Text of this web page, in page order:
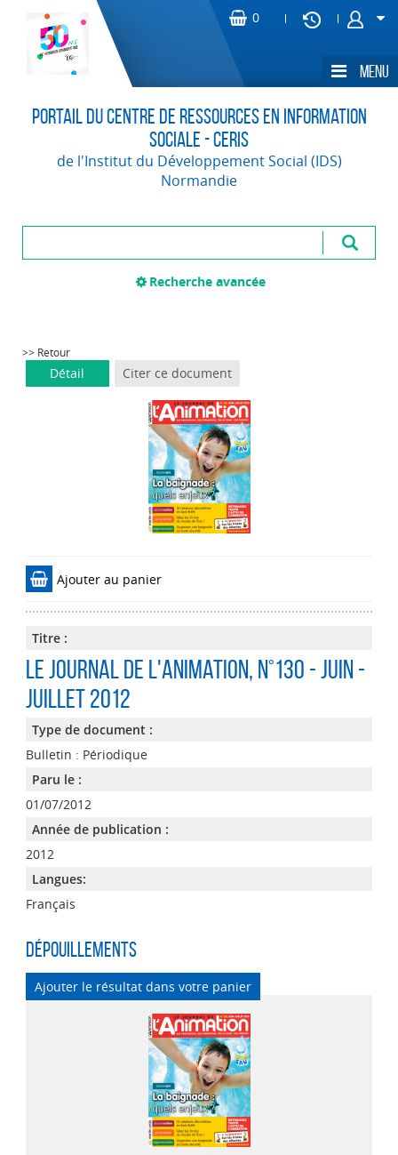
Portail du Centre de Ressources en Information
Sociale - CERIS
de l'Institut du Développement Social (IDS)
Normandie
Recherche avancée
>> Retour
Détail Citer ce document
Ajouter au panier
Titre :
Le Journal de l'Animation, n°130 - Juin -
Juillet 2012
Type de document :
Bulletin : Périodique
Paru le :
01/07/2012
Année de publication :
2012
Langues:
Français
Dépouillements
Ajouter le résultat dans votre panier